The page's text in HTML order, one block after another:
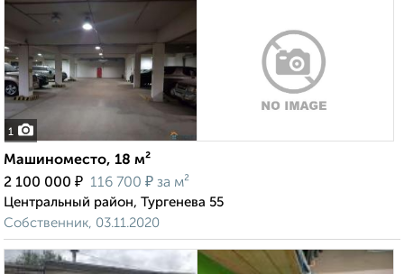
1
Машиноместо, 18 м²
2 100 000 ₽ 116 700 ₽ за м²
Центральный район, Тургенева 55
Собственник, 03.11.2020